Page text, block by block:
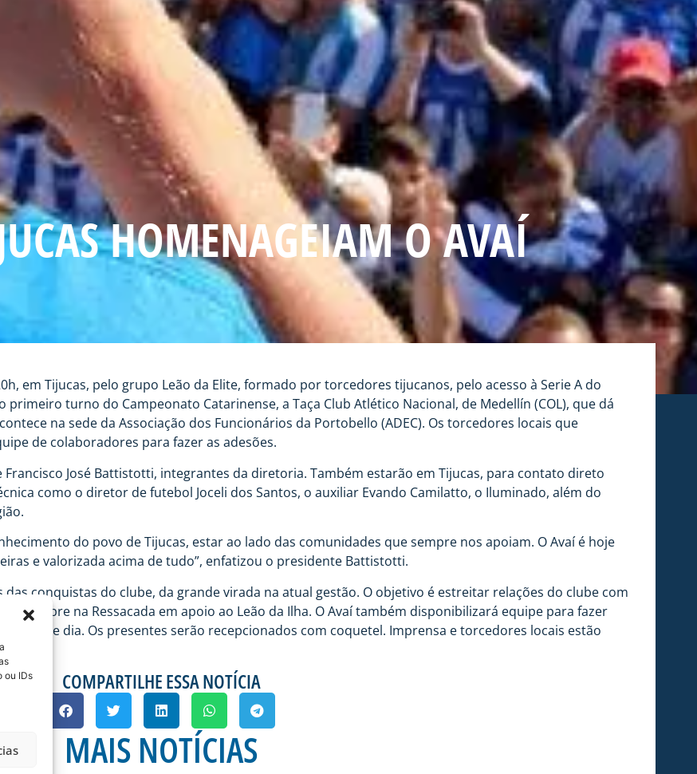
ou IDs
HOMENAGEIAM O AVAÍ
em Tijucas, pelo grupo Leão da Elite, formado por torcedores tijucanos, pelo acesso à Serie A do
turno do Campeonato Catarinense, a Taça Club Atlético Nacional, de Medellín (COL), que dá
na sede da Associação dos Funcionários da Portobello (ADEC). Os torcedores locais que
de colaboradores para fazer as adesões.
José Battistotti, integrantes da diretoria. Também estarão em Tijucas, para contato direto
como o diretor de futebol Joceli dos Santos, o auxiliar Evando Camilatto, o Iluminado, além do
do povo de Tijucas, estar ao lado das comunidades que sempre nos apoiam. O Avaí é hoje
e valorizada acima de tudo”, enfatizou o presidente Battistotti.
conquistas do clube, da grande virada na atual gestão. O objetivo é estreitar relações do clube com
sempre na Ressacada em apoio ao Leão da Ilha. O Avaí também disponibilizará equipe para fazer
neste dia. Os presentes serão recepcionados com coquetel. Imprensa e torcedores locais estão
COMPARTILHE ESSA NOTÍCIA
MAIS NOTÍCIAS